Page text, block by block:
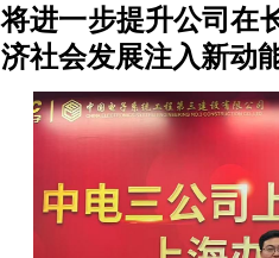
将进一步提升公司在
济社会发展注入新动